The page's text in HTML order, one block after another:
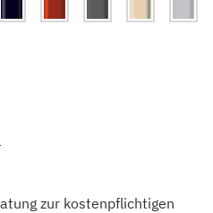
zur kostenpflichtigen